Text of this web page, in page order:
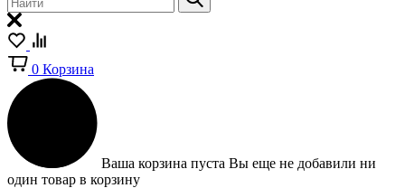
0 Корзина
Ваша корзина пуста Вы еще не добавили ни
один товар в корзину